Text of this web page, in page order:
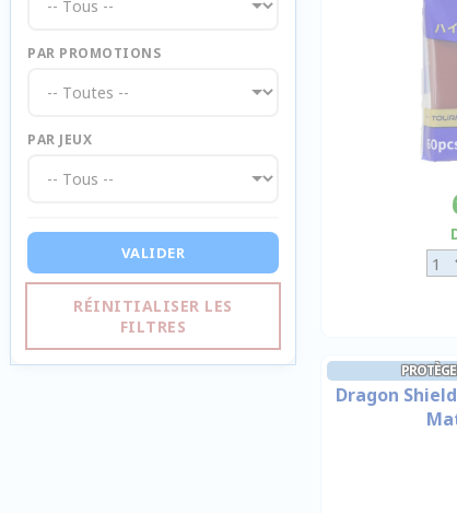
PAR PROMOTIONS
PAR JEUX
VALIDER
RÉINITIALISER LES
FILTRES
Dragon